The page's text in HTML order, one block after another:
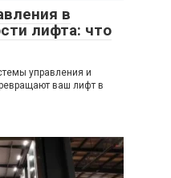
в
лифта: что
управления и
ваш лифт в